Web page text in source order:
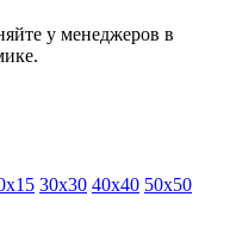
у менеджеров в
30х30 40x40 50х50